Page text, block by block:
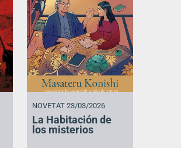
NOVETAT 23/03/2026
La Habitación de
los misterios